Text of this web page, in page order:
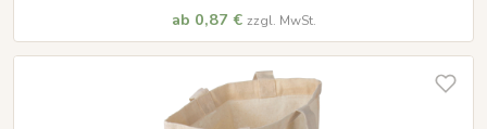
ab 0,87 € zzgl. MwSt.